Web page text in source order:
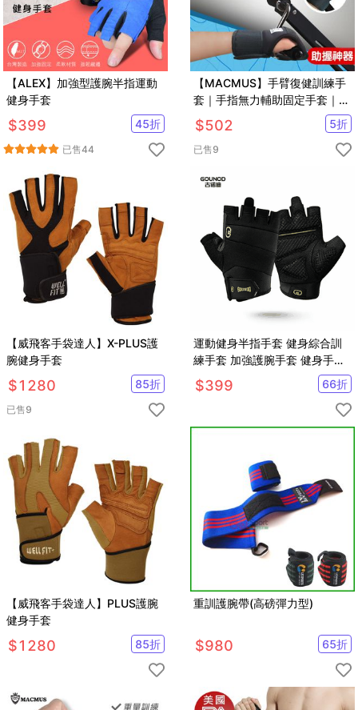
【ALEX】加強型護腕半指運動
健身手套
$399 45折
已售44
【MACMUS】手臂復健訓練手
套｜手指無力輔助固定手套｜中
風偏癱截肢癱瘓手部手指無力
$502 5折
已售9
【威飛客手袋達人】X-PLUS護
腕健身手套
$1280 85折
已售9
運動健身半指手套 健身綜合訓
練手套 加強護腕手套 健身手套
重訓手套 舉重器械護手掌
$399 66折
【威飛客手袋達人】PLUS護腕
健身手套
$1280 85折
重訓護腕帶(高磅彈力型)
$980 65折